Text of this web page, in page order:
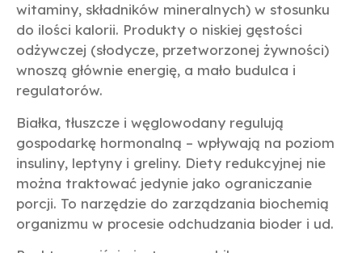
witaminy, składników mineralnych) w stosunku
do ilości kalorii. Produkty o niskiej gęstości
odżywczej (słodycze, przetworzonej żywności)
wnoszą głównie energię, a mało budulca i
regulatorów.
Białka, tłuszcze i węglowodany regulują
gospodarkę hormonalną – wpływają na poziom
insuliny, leptyny i greliny. Diety redukcyjnej nie
można traktować jedynie jako ograniczanie
porcji. To narzędzie do zarządzania biochemią
organizmu w procesie odchudzania bioder i ud.